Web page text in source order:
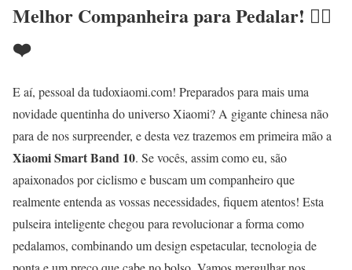
Melhor Companheira para Pedalar! 🚴‍♀️
❤️
E aí, pessoal da tudoxiaomi.com! Preparados para mais uma
novidade quentinha do universo Xiaomi? A gigante chinesa não
para de nos surpreender, e desta vez trazemos em primeira mão a
Xiaomi Smart Band 10. Se vocês, assim como eu, são
apaixonados por ciclismo e buscam um companheiro que
realmente entenda as vossas necessidades, fiquem atentos! Esta
pulseira inteligente chegou para revolucionar a forma como
pedalamos, combinando um design espetacular, tecnologia de